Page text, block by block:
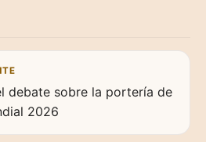
debate sobre la portería de
2026